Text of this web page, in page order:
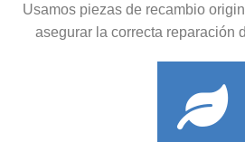
Usamos piezas de recambio
asegurar la correcta reparación